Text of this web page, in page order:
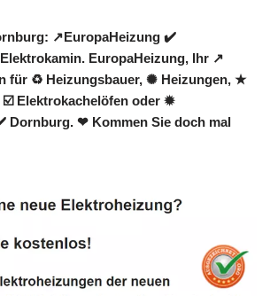
↗️EuropaHeizung ✔️
EuropaHeizung, Ihr ↗️
für ♻ Heizungsbauer, ✺ Heizungen, ★
☑️ Elektrokachelöfen oder ✹
Dornburg. ❤ Kommen Sie doch mal